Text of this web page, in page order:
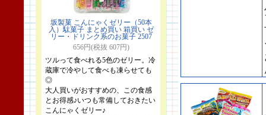
坂製菓 こんにゃくゼリー（50本
入）駄菓子 まとめ買い 箱買い ゼ
リー・ドリンク系のお菓子 2507
656円(税抜 607円)
ツルって食べれる5色のゼリー。冷
蔵庫で冷やして食べも凍らせても
◎
大人買いがおすすめの、この食感
とお得感♪いつも常備しておきたい
こんにゃくゼリー♪